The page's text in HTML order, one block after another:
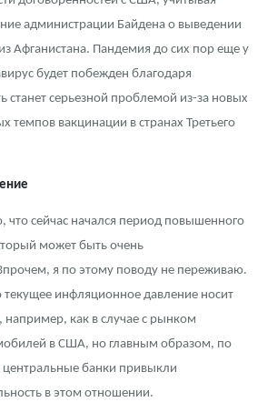
металлов
администрации Байдена о выведении
Афганистана. Пандемия до сих пор еще у
будет побежден благодаря
станет серьезной проблемой из-за новых
вакцинации в странах Третьего
что сейчас начался период повышенного
может быть очень
я по этому поводу не переживаю.
текущее инфляционное давление носит
как в случае с рынком
в США, но главным образом, по
банки привыкли
в этом отношении.